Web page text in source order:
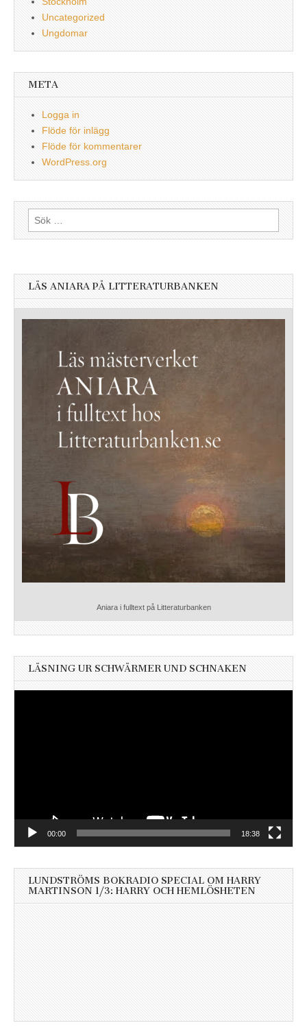
Uncategorized
Ungdomar
META
Logga in
Flöde för inlägg
Flöde för kommentarer
WordPress.org
Sök
efter:
LÄS ANIARA PÅ LITTERATURBANKEN
Aniara i fulltext på Litteraturbanken
LÄSNING UR SCHWÄRMER UND SCHNAKEN
00:00 18:38
LUNDSTRÖMS BOKRADIO SPECIAL OM HARRY
MARTINSON 1/3: HARRY OCH HEMLÖSHETEN